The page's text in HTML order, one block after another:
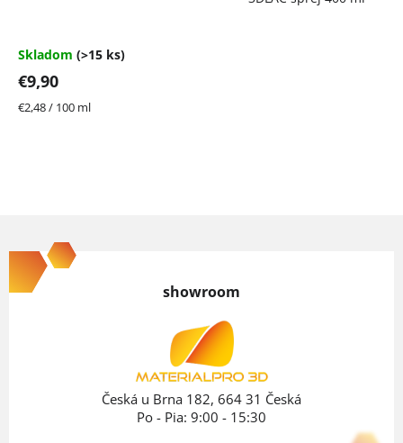
4,7
5
hviezdičiek.
Skladom (>15 ks)
€9,90
Jednotková
€2,48 / 100 ml
á
p
showroom
Česká u Brna 182, 664 31 Česká
Po - Pia: 9:00 - 15:30